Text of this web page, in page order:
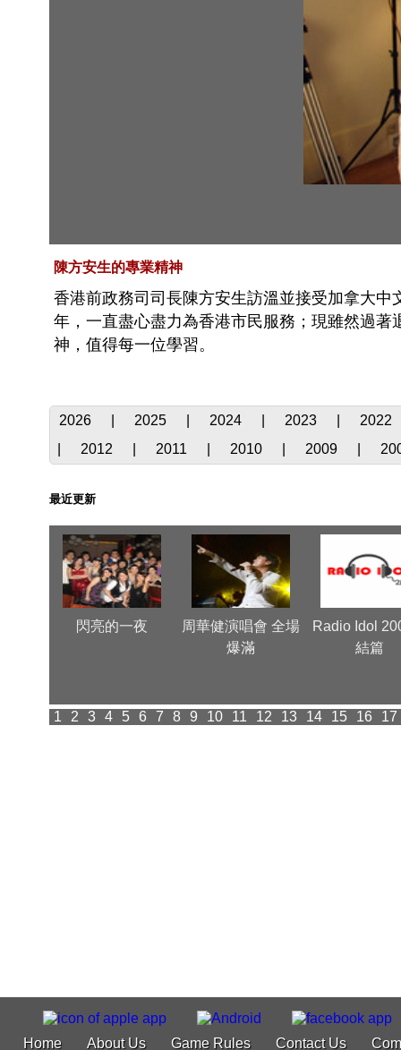
陳方安生的專業精神
香港前政務司司長陳方安生訪溫並接受加拿大
年，一直盡心盡力為香港市民服務；現雖然過
神，值得每一位學習。
2026 2025 2024 2023
2022
2012 2011 2010 2009
最近更新
閃亮的一夜
周華健演唱會 全場
爆滿
Radio Idol
結篇
1 2 3 4 5 6 7 8 9 10 11 12 13 14 15 16 17
Home About Us Game Rules Contact Us